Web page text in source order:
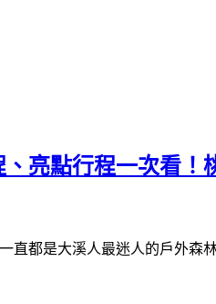
亮點行程一次看！
直都是大溪人最迷人的戶外森